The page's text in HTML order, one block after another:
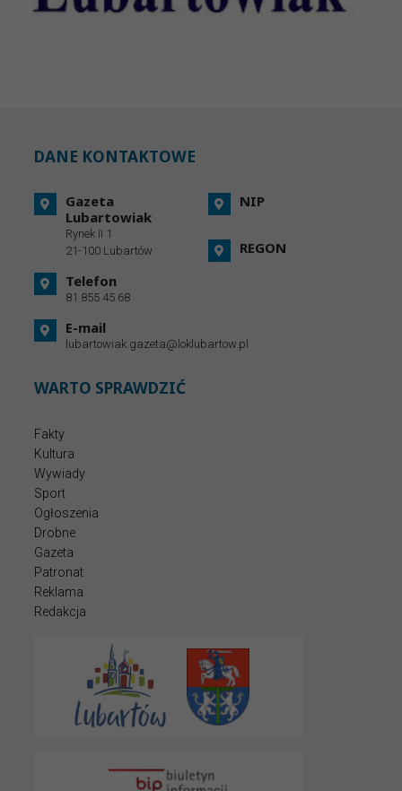
DANE KONTAKTOWE
Gazeta
Lubartowiak
Rynek II 1
21-100 Lubartów
Telefon
81 855 45 68
E-mail
lubartowiak.gazeta@loklubartow.pl
NIP
REGON
WARTO SPRAWDZIĆ
Fakty
Kultura
Wywiady
Sport
Ogłoszenia
Drobne
Gazeta
Patronat
Reklama
Redakcja